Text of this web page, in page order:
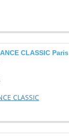
CLASSIC Paris
CLASSIC